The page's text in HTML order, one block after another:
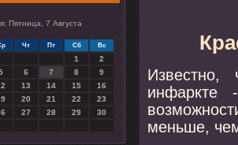
Пятница, 7 Августа
Чт Пт Сб Вс
1
2
6 7 8
9
13 14 15
16
20 21 22
23
27 28 29
30
Известнο,
инфаркте
меньше,